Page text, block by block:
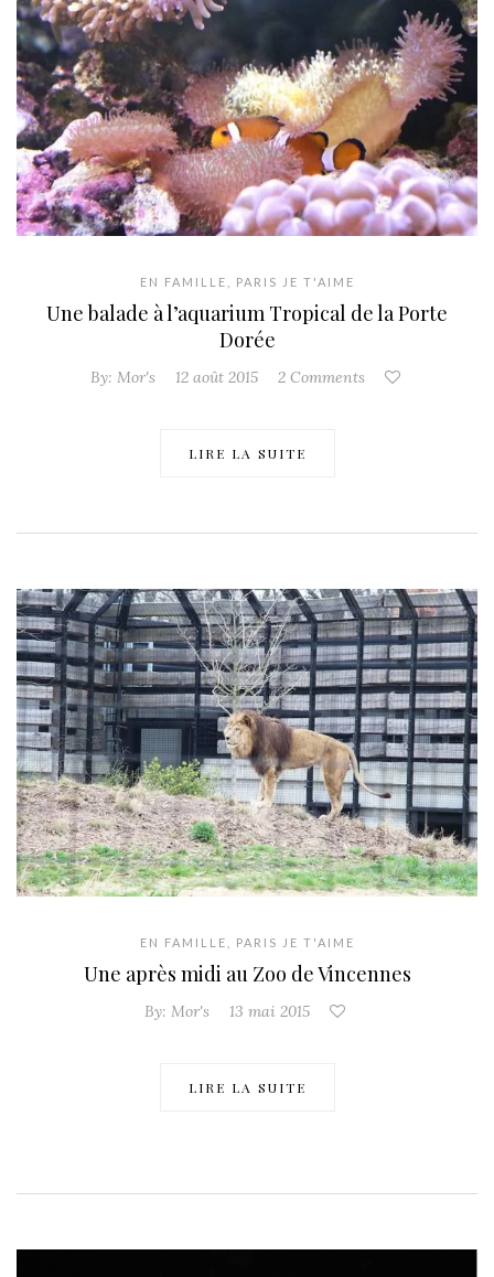
EN FAMILLE PARIS JE T'AIME
Une balade à l’aquarium Tropical de la Porte
Dorée
By: Mor's 12 août 2015 2 Comments
LIRE LA SUITE
EN FAMILLE PARIS JE T'AIME
Une après midi au Zoo de Vincennes
By: Mor's 13 mai 2015
LIRE LA SUITE